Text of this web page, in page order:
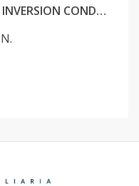
PROYECTO EXCLUSIVO PARA INVERSION CONDOTEL GAZCUE